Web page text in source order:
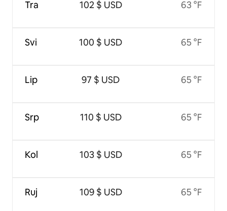
Tra
Svi
Lip
Srp
Kol
Ruj
102 $ USD
100 $ USD
97 $ USD
110 $ USD
103 $ USD
109 $ USD
63 °F
65 °F
65 °F
65 °F
65 °F
65 °F